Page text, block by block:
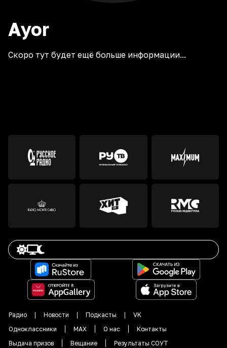
Ayor
Скоро тут будет ещё больше информации...
Радио Новости Подкасты
VK
Одноклассники
MAX О нас
Контакты
Выдача призов
Вещание Результаты СОУТ